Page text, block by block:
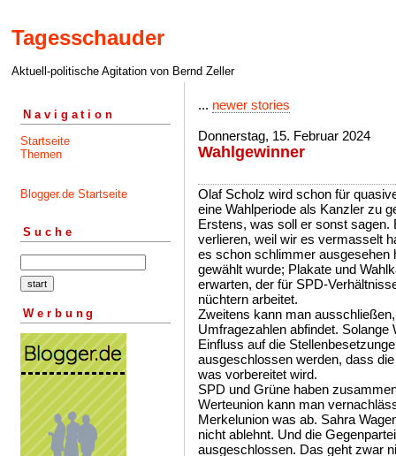
Tagesschauder
Aktuell-politische Agitation von Bernd Zeller
Navigation
Startseite
Themen
Blogger.de Startseite
Suche
Werbung
... newer stories
Donnerstag, 15. Februar 2024
Wahlgewinner
Olaf Scholz wird schon für
eine Wahlperiode als Kanzler zu
Erstens, was soll er sonst sagen.
verlieren, weil wir es vermasselt
es schon schlimmer ausgesehen
gewählt wurde; Plakate und
erwarten, der für SPD-
nüchtern arbeitet.
Zweitens kann man
Umfragezahlen abfindet.
Einfluss auf die
ausgeschlossen werden, dass
was vorbereitet wird.
SPD und Grüne haben
Werteunion kann man
Merkelunion was ab. Sahra
nicht ablehnt. Und die
ausgeschlossen. Das geht zwar